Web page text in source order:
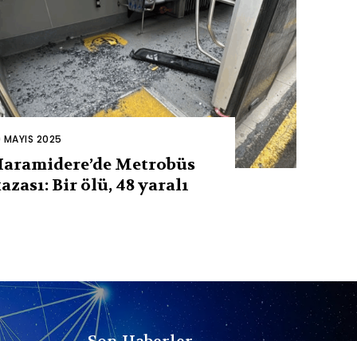
MAYIS 2025
Metrobüs
Bir ölü, 48 yaralı